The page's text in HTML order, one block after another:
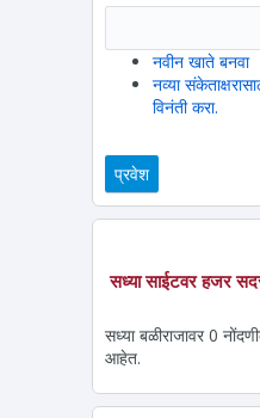
नवीन खाते बनवा
नव्या
विनंती करा.
सध्या साईटवर हजर
सध्या बळीराजावर 0
आहेत.